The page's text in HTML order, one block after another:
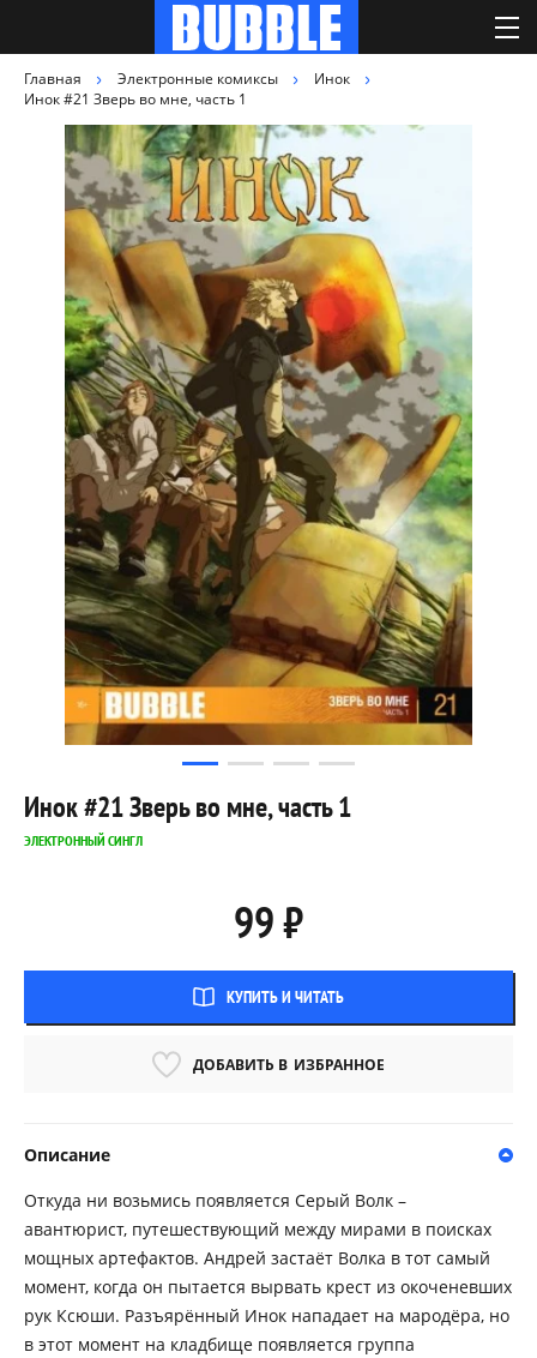
Главная Электронные комиксы
Инок
Инок #21 Зверь во мне, часть 1
Инок #21 Зверь во мне, часть 1
ЭЛЕКТРОННЫЙ СИНГЛ
99 ₽
КУПИТЬ И ЧИТАТЬ
ДОБАВИТЬ В ИЗБРАННОЕ
Описание
Откуда ни возьмись появляется Серый Волк –
авантюрист, путешествующий между мирами в поисках
мощных артефактов. Андрей застаёт Волка в тот самый
момент, когда он пытается вырвать крест из окоченевших
рук Ксюши. Разъярённый Инок нападает на мародёра, но
в этот момент на кладбище появляется группа